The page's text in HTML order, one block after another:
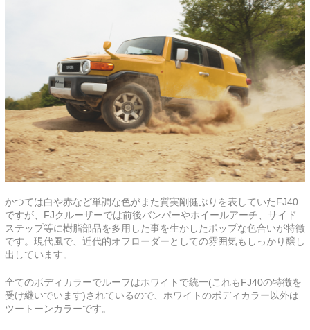
かつては白や赤など単調な色がまた質実剛健ぶりを表していたFJ40
ですが、FJクルーザーでは前後バンパーやホイールアーチ、サイド
ステップ等に樹脂部品を多用した事を生かしたポップな色合いが特徴
です。現代風で、近代的オフローダーとしての雰囲気もしっかり醸し
出しています。
全てのボディカラーでルーフはホワイトで統一(これもFJ40の特徴を
受け継いでいます)されているので、ホワイトのボディカラー以外は
ツートーンカラーです。